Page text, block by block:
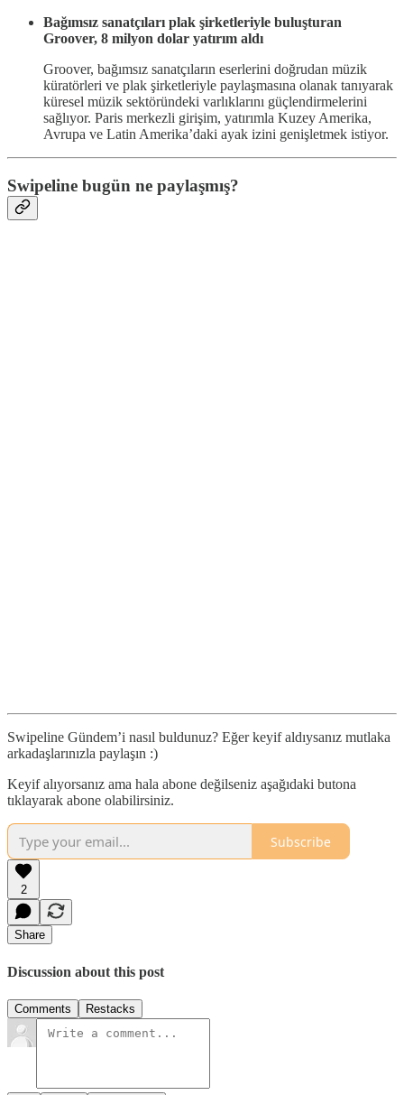
Bağımsız sanatçıları plak şirketleriyle buluşturan
Groover, 8 milyon dolar yatırım aldı
Groover, bağımsız sanatçıların eserlerini doğrudan müzik
küratörleri ve plak şirketleriyle paylaşmasına olanak tanıyarak
küresel müzik sektöründeki varlıklarını güçlendirmelerini
sağlıyor. Paris merkezli girişim, yatırımla Kuzey Amerika,
Avrupa ve Latin Amerika’daki ayak izini genişletmek istiyor.
Swipeline bugün ne paylaşmış?
Swipeline Gündem’i nasıl buldunuz? Eğer keyif aldıysanız mutlaka
arkadaşlarınızla paylaşın :)
Keyif alıyorsanız ama hala abone değilseniz aşağıdaki butona
tıklayarak abone olabilirsiniz.
Subscribe
2
Share
Discussion about this post
Comments Restacks